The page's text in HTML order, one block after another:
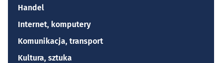
Handel
Internet, komputery
Komunikacja, transport
Kultura, sztuka